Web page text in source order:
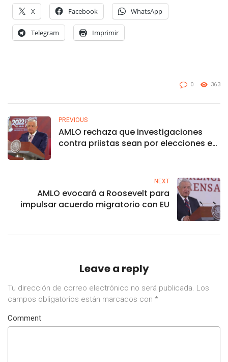
X Facebook WhatsApp
Telegram Imprimir
0 363
PREVIOUS
AMLO rechaza que investigaciones
contra priistas sean por elecciones en
NEXT
AMLO evocará a Roosevelt para
impulsar acuerdo migratorio con EU
Leave a reply
Tu dirección de correo electrónico no será publicada. Los
campos obligatorios están marcados con *
Comment